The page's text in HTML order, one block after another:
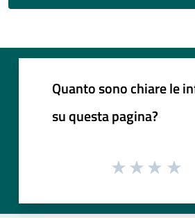
Quanto sono chiare le
su questa pagina?